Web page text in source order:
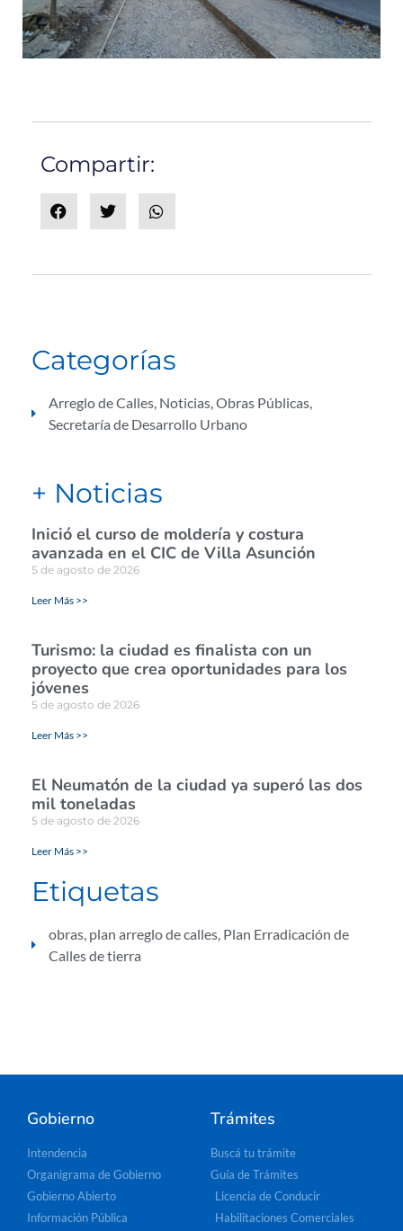
Compartir:
Categorías
Arreglo de Calles Noticias Obras Públicas
Secretaría de Desarrollo Urbano
+ Noticias
Inició el curso de moldería y costura
avanzada en el CIC de Villa Asunción
5 de agosto de 2026
Leer Más >>
Turismo: la ciudad es finalista con un
proyecto que crea oportunidades para los
jóvenes
5 de agosto de 2026
Leer Más >>
El Neumatón de la ciudad ya superó las dos
mil toneladas
5 de agosto de 2026
Leer Más >>
Etiquetas
obras plan arreglo de calles Plan Erradicación de
Calles de tierra
Gobierno
Intendencia
Organigrama de Gobierno
Gobierno Abierto
Información Pública
Trámites
Buscá tu trámite
Guía de Trámites
Licencia de Conducir
Habilitaciones Comerciales